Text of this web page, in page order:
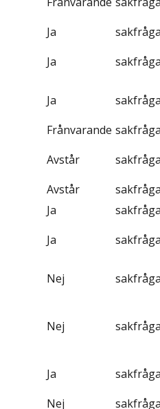
Ja
Ja
Ja
Frånvarande
Avstår
Avstår
Ja
Ja
Nej
Nej
Ja
Nej